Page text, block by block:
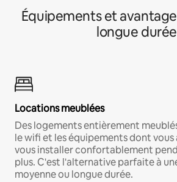
Équipements et
longue durée
Locations meublées
Des logements entièrement
le wifi et les équipements dont vous
vous installer confortablement
plus. C'est l'alternative parfaite à
moyenne ou longue durée.